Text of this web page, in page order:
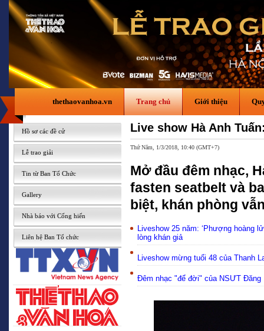
thethaovanhoa.vn Trang chủ Giới thiệu
Hồ sơ các đề cử
Lễ trao giải
Tin từ Ban Tổ Chức
Gallery
Nhà báo với Cống hiến
Liên hệ Ban Tổ chức
Live show Hà Anh
Thứ Năm, 1/3/2018, 10:40 (GMT+7)
Mở đầu đêm nhạc,
fasten seatbelt và
biệt, khán phòng
Liveshow 25 năm: ‘Phượng hoàng
lòng khán giả
Liveshow mừng tuổi 48 của Thanh
Đêm nhạc "để đời" của NSƯT Đăng